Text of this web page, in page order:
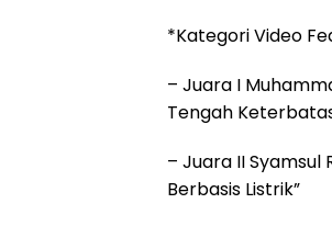
*Kategori Video
– Juara I
Tengah
– Juara II Syamsul
Berbasis Listrik”